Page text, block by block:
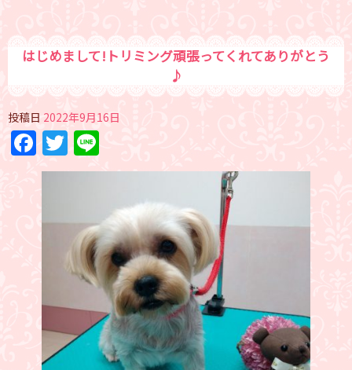
はじめまして!トリミング頑張ってくれてありがとう
♪
投稿日 2022年9月16日
Facebook
Twitter